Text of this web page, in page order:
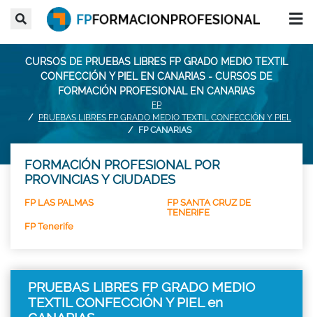
CURSOS DE PRUEBAS LIBRES FP GRADO MEDIO TEXTIL
CONFECCIÓN Y PIEL EN CANARIAS - CURSOS DE
FORMACIÓN PROFESIONAL EN CANARIAS
FP
PRUEBAS LIBRES FP GRADO MEDIO TEXTIL CONFECCIÓN Y PIEL
FP CANARIAS
FORMACIÓN PROFESIONAL POR
PROVINCIAS Y CIUDADES
FP LAS PALMAS
FP SANTA CRUZ DE
TENERIFE
FP Tenerife
PRUEBAS LIBRES FP GRADO MEDIO
TEXTIL CONFECCIÓN Y PIEL en